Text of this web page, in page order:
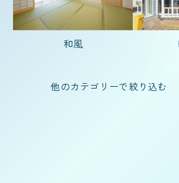
和風
他のカテゴリーで絞り込む